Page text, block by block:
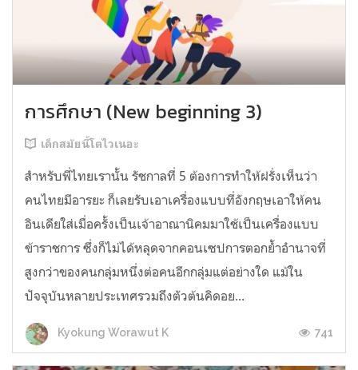
การศึกษา (New beginning 3)
เด็กสมัยนี้โตไวเนอะ
สำหรับพี่ไทยเรานั้น รัชกาลที่ 5 ต้องการทำให้ฝรั่งเห็นว่า
คนไทยมีอารยะ ก็เลยรับเอาเครื่องแบบที่อังกฤษเอาให้คน
อินเดียใส่เมื่อครั้งเป็นเจ้าอาณานิคมมาใช้เป็นเครื่องแบบ
ข้าราชการ ซึ่งก็ไม่ได้หลุดจากคอนเซปการตอกย้ำอำนาจที่
สูงกว่าของคนกลุ่มหนึ่งต่อคนอีกกลุ่มแต่อย่างใด แม้ใน
ปัจจุบันหลายประเทศรวมถึงตัวต้นคิดอย...
Kyokung Worawut K 741